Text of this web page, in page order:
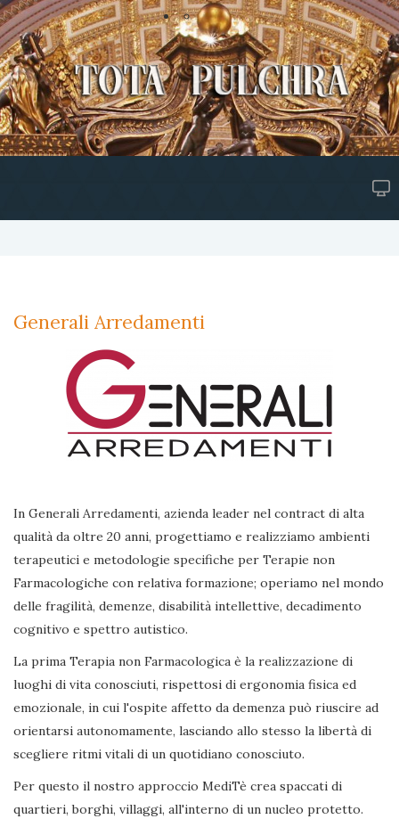
Generali Arredamenti
In Generali Arredamenti, azienda leader nel contract di alta
qualità da oltre 20 anni, progettiamo e realizziamo ambienti
terapeutici e metodologie specifiche per Terapie non
Farmacologiche con relativa formazione; operiamo nel mondo
delle fragilità, demenze, disabilità intellettive, decadimento
cognitivo e spettro autistico.
La prima Terapia non Farmacologica è la realizzazione di
luoghi di vita conosciuti, rispettosi di ergonomia fisica ed
emozionale, in cui l'ospite affetto da demenza può riuscire ad
orientarsi autonomamente, lasciando allo stesso la libertà di
scegliere ritmi vitali di un quotidiano conosciuto.
Per questo il nostro approccio MediTè crea spaccati di
quartieri, borghi, villaggi, all'interno di un nucleo protetto.